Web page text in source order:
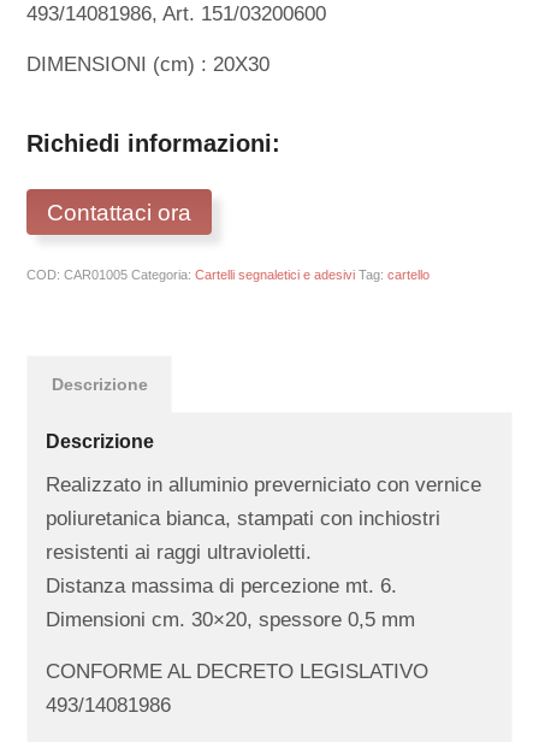
493/14081986, Art. 151/03200600
DIMENSIONI (cm) : 20X30
Richiedi informazioni:
Contattaci ora
COD:CAR01005 Categoria:Cartelli segnaletici e adesivi Tag:cartello
Descrizione
Descrizione
Realizzato in alluminio preverniciato con vernice
poliuretanica bianca, stampati con inchiostri
resistenti ai raggi ultravioletti.
Distanza massima di percezione mt. 6.
Dimensioni cm. 30×20, spessore 0,5 mm
CONFORME AL DECRETO LEGISLATIVO
493/14081986